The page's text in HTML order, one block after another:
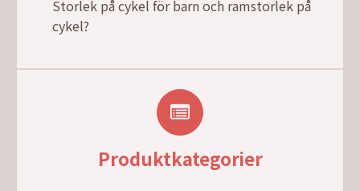
Storlek på cykel för barn och ramstorlek på
cykel?
Produktkategorier